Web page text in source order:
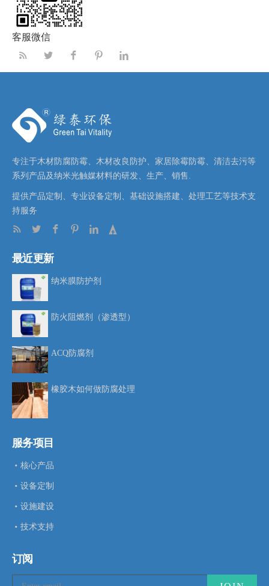
客服微信
专注于木材防腐防霉、木材改良防护、家居除霉防霉、清洁去污等
系列产品及纳米光触媒材料的研发、生产、销售.
提供产品定制、专业设备定制、基础设施搭建、处理工艺等技术支
持服务
最近更新
纳米膜防护剂
防火阻燃剂（渗透型）
ACQ防腐剂
橡胶木如何做防腐处理
服务项目
核心产品
设备定制
设施建设
技术支持
订阅